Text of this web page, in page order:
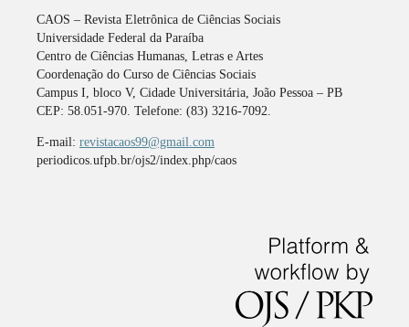
CAOS – Revista Eletrônica de Ciências Sociais
Universidade Federal da Paraíba
Centro de Ciências Humanas, Letras e Artes
Coordenação do Curso de Ciências Sociais
Campus I, bloco V, Cidade Universitária, João Pessoa – PB
CEP: 58.051-970. Telefone: (83) 3216-7092.
E-mail: revistacaos99@gmail.com
periodicos.ufpb.br/ojs2/index.php/caos